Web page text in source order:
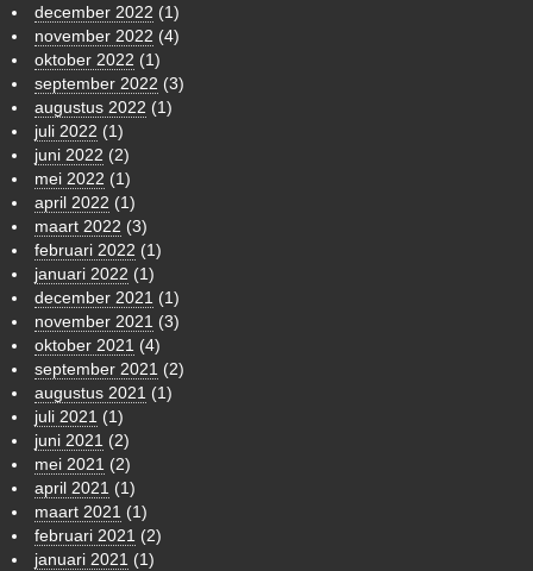
december 2022 (1)
november 2022 (4)
oktober 2022 (1)
september 2022 (3)
augustus 2022 (1)
juli 2022 (1)
juni 2022 (2)
mei 2022 (1)
april 2022 (1)
maart 2022 (3)
februari 2022 (1)
januari 2022 (1)
december 2021 (1)
november 2021 (3)
oktober 2021 (4)
september 2021 (2)
augustus 2021 (1)
juli 2021 (1)
juni 2021 (2)
mei 2021 (2)
april 2021 (1)
maart 2021 (1)
februari 2021 (2)
januari 2021 (1)